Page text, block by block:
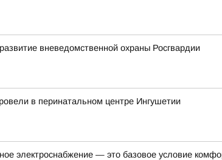
вневедомственной охраны Росгвардии
в перинатальном центре Ингушетии
электроснабжение — это базовое условие